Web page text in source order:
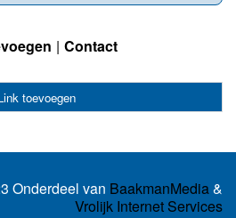
Contact
toevoegen
Onderdeel van BaakmanMedia&
Vrolijk Internet Services